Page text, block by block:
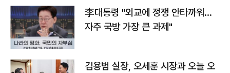
李대통령 "외교에 정쟁 안타까워…
자주 국방 가장 큰 과제"
김용범 실장, 오세훈 시장과 오늘 오